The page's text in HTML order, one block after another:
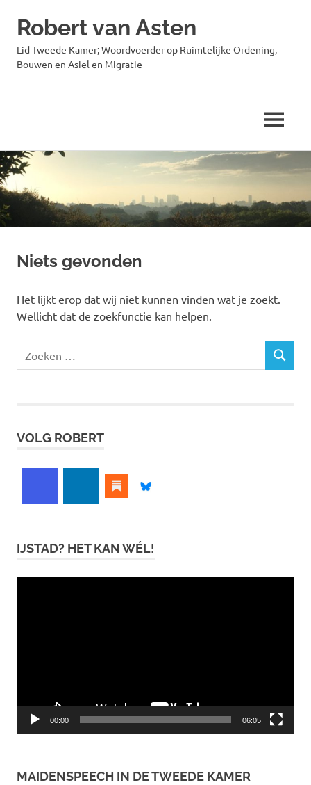
Ga
naar
de
inhoud
Robert van Asten
Lid Tweede Kamer; Woordvoerder op Ruimtelijke Ordening,
Bouwen en Asiel en Migratie
MENU
Niets gevonden
Het lijkt erop dat wij niet kunnen vinden wat je zoekt.
Wellicht dat de zoekfunctie kan helpen.
naar:
ZOEKEN
VOLG ROBERT
IJSTAD? HET KAN WÉL!
00:00 06:05
MAIDENSPEECH IN DE TWEEDE KAMER